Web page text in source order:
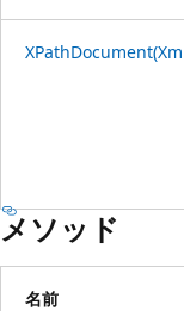
メソッド
名前